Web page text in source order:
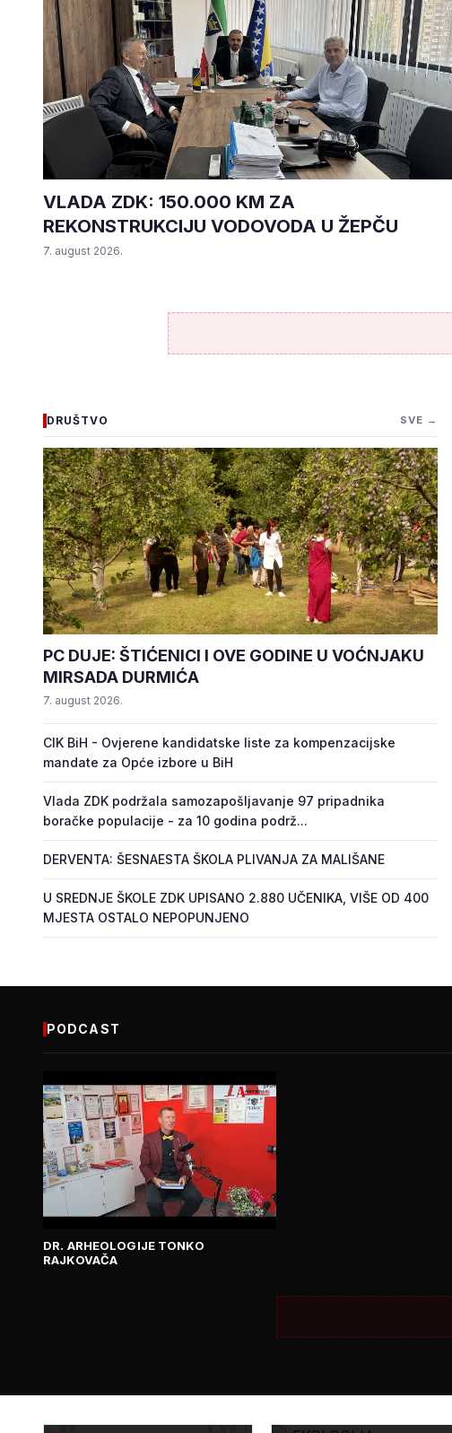
VLADA ZDK: 150.000 KM ZA
REKONSTRUKCIJU VODOVODA U ŽEPČU
7. august 2026.
DRUŠTVO SVE →
PC DUJE: ŠTIĆENICI I OVE GODINE U VOĆNJAKU
MIRSADA DURMIĆA
7. august 2026.
CIK BiH - Ovjerene kandidatske liste za kompenzacijske
mandate za Opće izbore u BiH
Vlada ZDK podržala samozapošljavanje 97 pripadnika
boračke populacije - za 10 godina podrž...
DERVENTA: ŠESNAESTA ŠKOLA PLIVANJA ZA MALIŠANE
U SREDNJE ŠKOLE ZDK UPISANO 2.880 UČENIKA, VIŠE OD 400
MJESTA OSTALO NEPOPUNJENO
PODCAST
DR. ARHEOLOGIJE TONKO
RAJKOVAČA